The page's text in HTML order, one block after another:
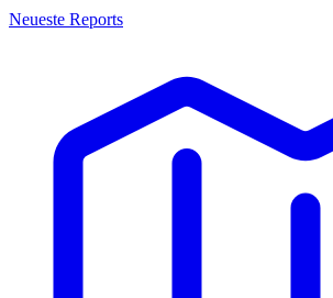
Neueste Reports